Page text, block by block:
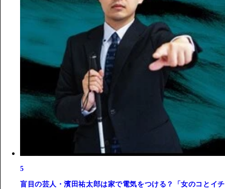
5
盲目の芸人・濱田祐太郎は家で電気をつける？「女のコとイチ